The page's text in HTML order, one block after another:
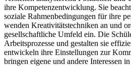
ihre Kompetenzentwicklung. Sie
soziale Rahmenbedingungen für ihre
wenden Kreativitätstechniken an und
gesellschaftliche Umfeld ein. Die
Arbeitsprozesse und gestalten sie
entwickeln ihre Einstellungen zur
bringen eigene und andere Interessen